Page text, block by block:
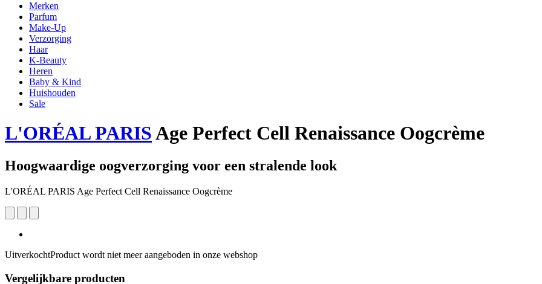
Merken
Parfum
Make-Up
Verzorging
Haar
K-Beauty
Heren
Baby & Kind
Huishouden
Sale
L'ORÉAL PARISAge Perfect Cell Renaissance Oogcrème
Hoogwaardige oogverzorging voor een stralende look
L'ORÉAL PARIS Age Perfect Cell Renaissance Oogcrème
UitverkochtProduct wordt niet meer aangeboden in onze webshop
Vergelijkbare producten